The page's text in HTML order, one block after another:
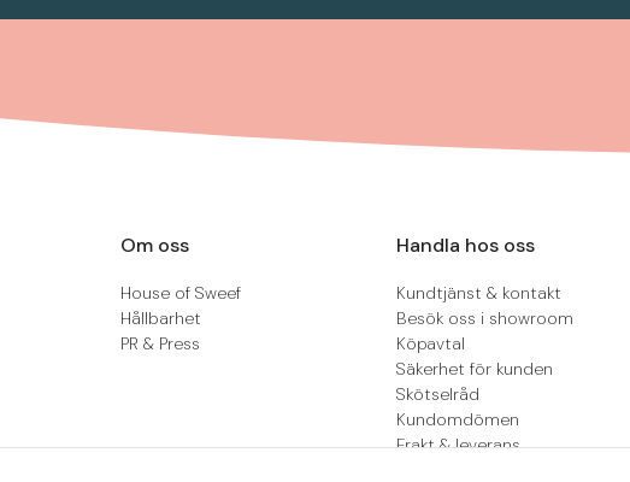
Om oss
House of Sweef
Hållbarhet
PR & Press
Handla hos oss
Kundtjänst & kontakt
Besök oss i showroom
Köpavtal
Säkerhet för kunden
Skötselråd
Kundomdömen
Frakt & leverans